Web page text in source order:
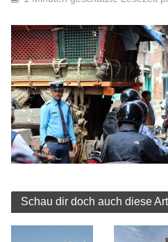
Schau dir doch auch diese